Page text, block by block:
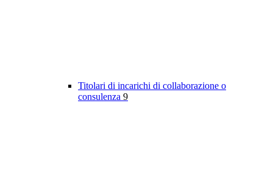
Titolari di incarichi di collaborazione o
consulenza 9